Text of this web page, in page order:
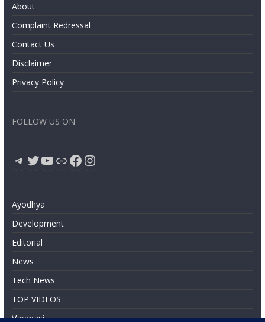
About
Complaint Redressal
Contact Us
Disclaimer
Privacy Policy
FOLLOW US ON
Telegram
Twitter
YouTube
LinkFacebook
Instagram
Ayodhya
Development
Editorial
News
Tech News
TOP VIDEOS
Varanasi